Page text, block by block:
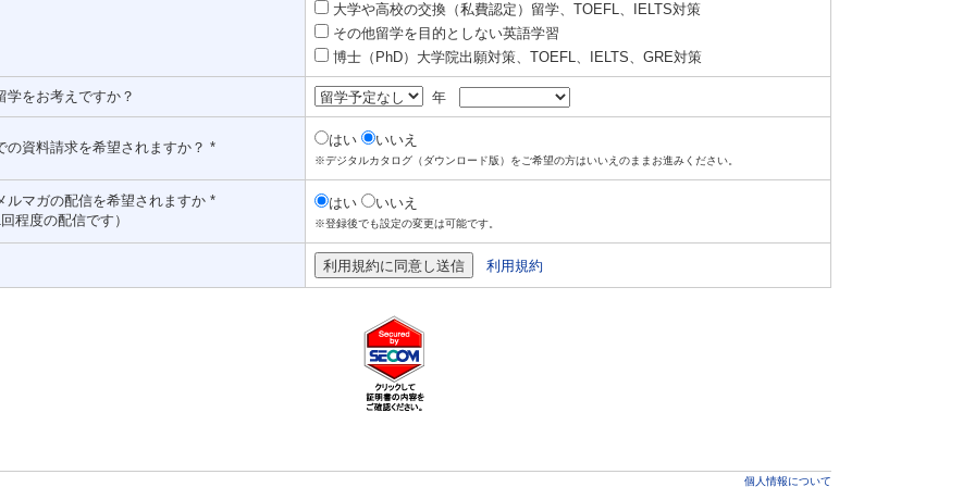
大学や高校の交換（私費認定）留学、TOEFL、IELTS対策
その他留学を目的としない英語学習
博士（PhD）大学院出願対策、TOEFL、IELTS、GRE対策
学をお考えですか？ 年
の資料請求を希望されますか？ * はい いいえ
※デジタルカタログ（ダウンロード版）をご希望の方はいいえのままお進みください。
ルマガの配信を希望されますか *
回程度の配信です）
はい いいえ
※登録後でも設定の変更は可能です。
利用規約
個人情報について